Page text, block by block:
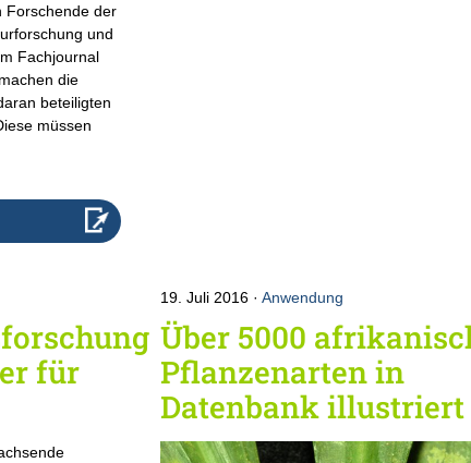
Forschende der
und
Fachjournal
die
beteiligten
müssen
für
19. Juli 2016 Anwendung
Über 5000
Pflanzenarten in
Datenbank illustriert